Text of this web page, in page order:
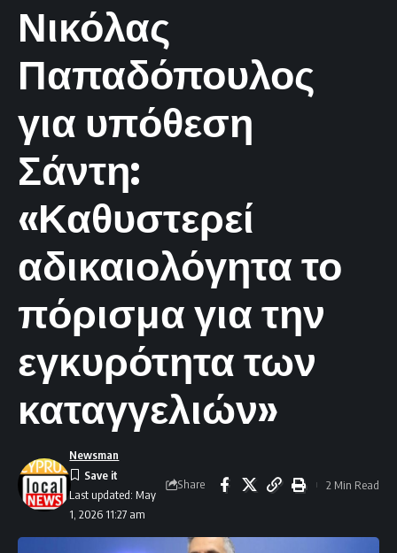
Νικόλας
Παπαδόπουλος
για υπόθεση
Σάντη:
«Καθυστερεί
αδικαιολόγητα το
πόρισμα για την
εγκυρότητα των
καταγγελιών»
Last updated: May
1, 2026 11:27 am
Newsman
Share 2 Min Read